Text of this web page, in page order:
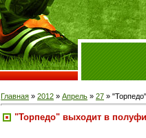
Главная » 2012 » Апрель » 27 »
"Торпедо" выходит в